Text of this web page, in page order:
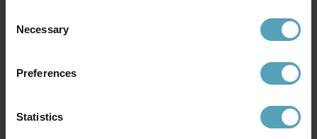
Selection
Necessary
Preferences
Statistics
kr 249 kr 1 349